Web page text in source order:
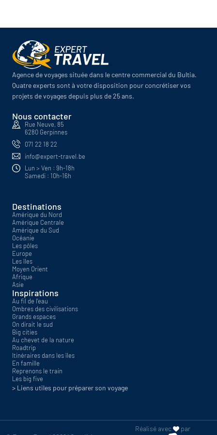
Agence de voyages située dans le centre commercial du Bultia.
Quatre experts sont à votre disposition pour concrétiser vos
projets de voyages depuis plus de 25 ans.
Nous contacter
Rue Neuve, 85
6280 Gerpinnes
071 22 18 22
info@expert-travel.be
Lun > Ven : 9h-18h
Samedi : 10h-16h
Destinations
Amérique du Nord
Amérique Centrale
Amérique du Sud
Océanie
Les pôles
Europe
Les îles
Moyen Orient
Afrique
Asie
Inspirations
Au fil de l'eau
Ombres des civilisations
Grands espaces
On dirait le sud
Big cities
Au chevet de la nature
Roadtrip
Itinéraires dans les îles
En famille
Reprenons le train
Les big five
> Liens utiles pour préparer son voyage
Réalisé avec par